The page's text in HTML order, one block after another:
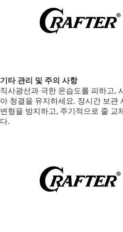
기타 관리 및 주의 사항
직사광선과 극한 온습도를 피하고,
아 청결을 유지하세요. 장시간 보관
변형을 방지하고, 주기적으로 줄 교
다.